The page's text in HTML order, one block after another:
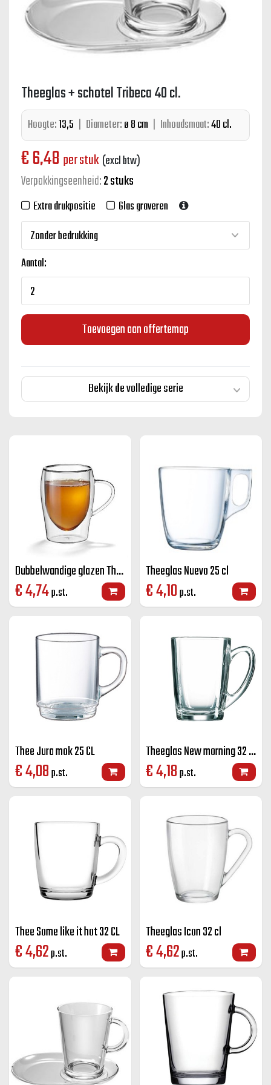
Theeglas + schotel Tribeca 40 cl.
Hoogte:13,5 | Diameter:ø 8 cm | Inhoudsmaat:40 cl.
€6,48 per stuk (excl btw)
Verpakkingseenheid:2 stuks
Extra drukpositie Glas graveren
Aantal:
Toevoegen aan offertemap
Bekijk de volledige serie
Dubbelwandige glazen Thee glas met oor 30 CL
€4,74p.st.
Theeglas Nuevo 25 cl
€4,10p.st.
Thee Jura mok 25 CL
€4,08p.st.
Theeglas New morning 32 CL
€4,18p.st.
Thee Some like it hot 32 CL
€4,62p.st.
Theeglas Icon 32 cl
€4,62p.st.